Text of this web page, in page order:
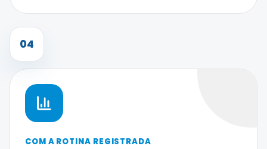
04
COM A ROTINA REGISTRADA